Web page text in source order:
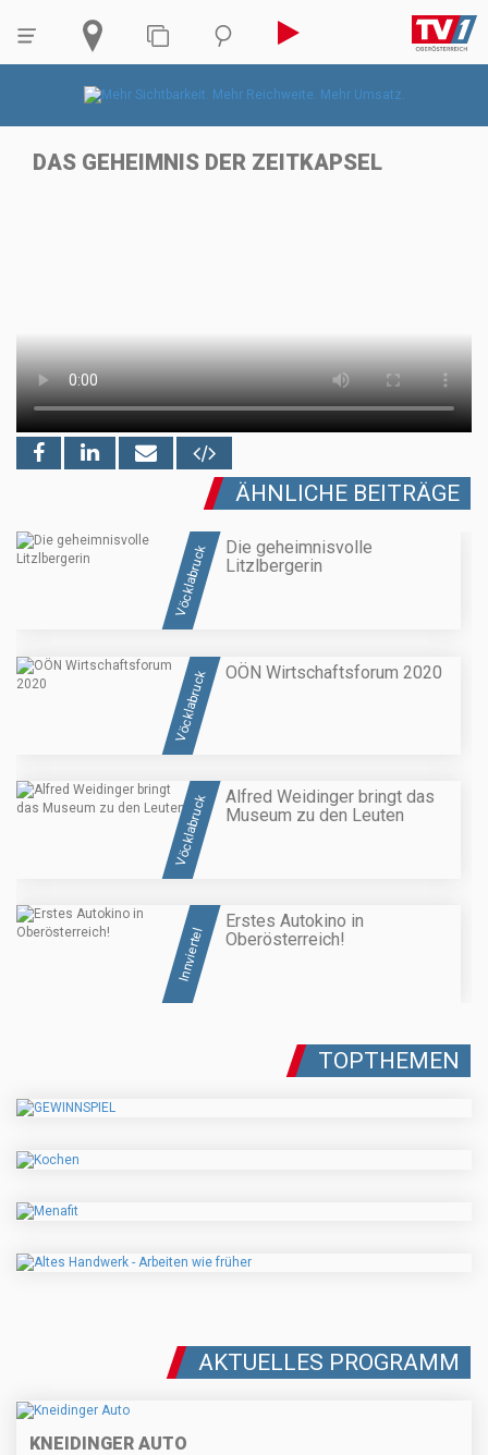
DAS GEHEIMNIS DER ZEITKAPSEL
ÄHNLICHE BEITRÄGE
Vöcklabruck
Die geheimnisvolle
Litzlbergerin
Vöcklabruck OÖN Wirtschaftsforum 2020
Vöcklabruck
Alfred Weidinger bringt das
Museum zu den Leuten
Innviertel
Erstes Autokino in
Oberösterreich!
TOPTHEMEN
AKTUELLES PROGRAMM
KNEIDINGER AUTO